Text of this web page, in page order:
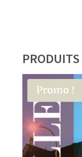
Promo !